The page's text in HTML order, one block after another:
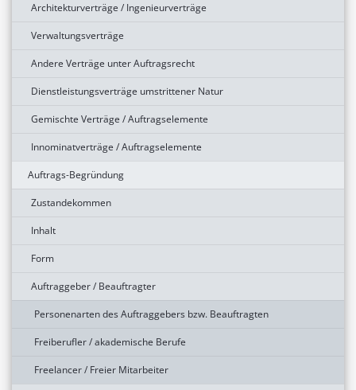
Architekturverträge / Ingenieurverträge
Verwaltungsverträge
Andere Verträge unter Auftragsrecht
Dienstleistungsverträge umstrittener Natur
Gemischte Verträge / Auftragselemente
Innominatverträge / Auftragselemente
Auftrags-Begründung
Zustandekommen
Inhalt
Form
Auftraggeber / Beauftragter
Personenarten des Auftraggebers bzw. Beauftragten
Freiberufler / akademische Berufe
Freelancer / Freier Mitarbeiter